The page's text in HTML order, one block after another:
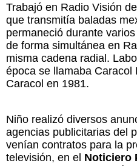
Trabajó en Radio Visión
que transmitía baladas
permaneció durante
de forma simultánea en
misma cadena radial.
época se llamaba
Caracol en 1981.
Niño realizó diversos
agencias publicitarias del
venían contratos para la
televisión, en el Noticiero